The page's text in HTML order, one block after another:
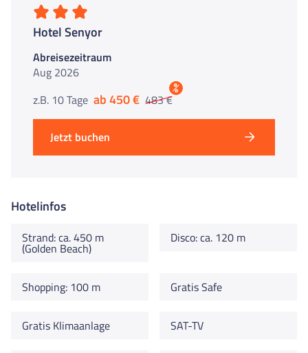
Hotel Senyor
Abreisezeitraum
Aug 2026
z.B. 10 Tage ab 450 € 483 €
%
Jetzt buchen
Hotelinfos
Strand: ca. 450 m
(Golden Beach)
Disco: ca. 120 m
Shopping: 100 m Gratis Safe
Gratis Klimaanlage SAT-TV